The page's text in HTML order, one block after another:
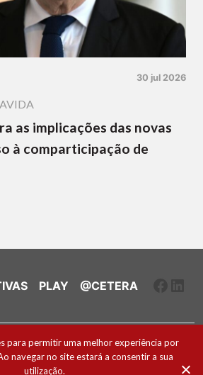
30 jul 2026
as implicações das novas
à comparticipação de
PLAY @CETERA
Editorial
para permitir uma melhor experiência por
navegar no site estará a consentir a sua
utilização.